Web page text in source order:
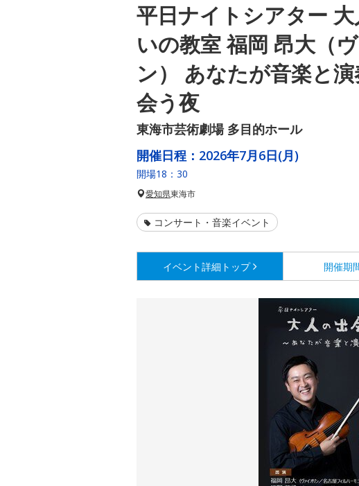
平日ナイトシアター
いの教室 福岡 昂大（
ン） あなたが音楽と
会う夜
東海市芸術劇場 多目的ホール
開催日程： 2026年7月6日(月)
開場18：30
愛知県東海市
コンサート・音楽イベント
イベント詳細 トップ 開催期